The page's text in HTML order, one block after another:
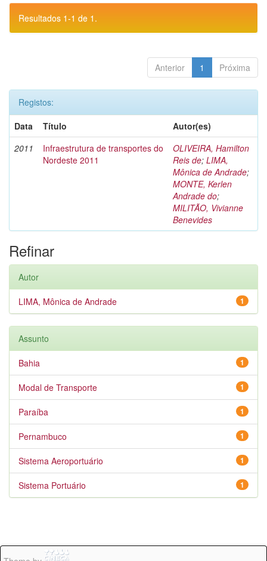
Resultados 1-1 de 1.
Anterior 1 Próxima
Registos:
Data
Título
Autor(es)
2011
Infraestrutura de transportes do
Nordeste 2011
OLIVEIRA, Hamilton
Reis de; LIMA,
Mônica de Andrade;
MONTE, Kerlen
Andrade do;
MILITÃO, Vivianne
Benevides
Refinar
Autor
1
LIMA, Mônica de Andrade
Assunto
1
Bahia
1
Modal de Transporte
1
Paraíba
1
Pernambuco
1
Sistema Aeroportuário
1
Sistema Portuário